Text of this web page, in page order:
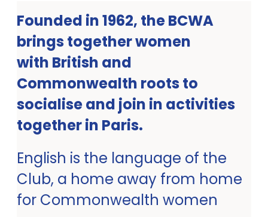
Founded in 1962, the BCWA
brings together women
with British and
Commonwealth roots to
socialise and join in activities
together in Paris.
English is the language of the
Club, a home away from home
for Commonwealth women